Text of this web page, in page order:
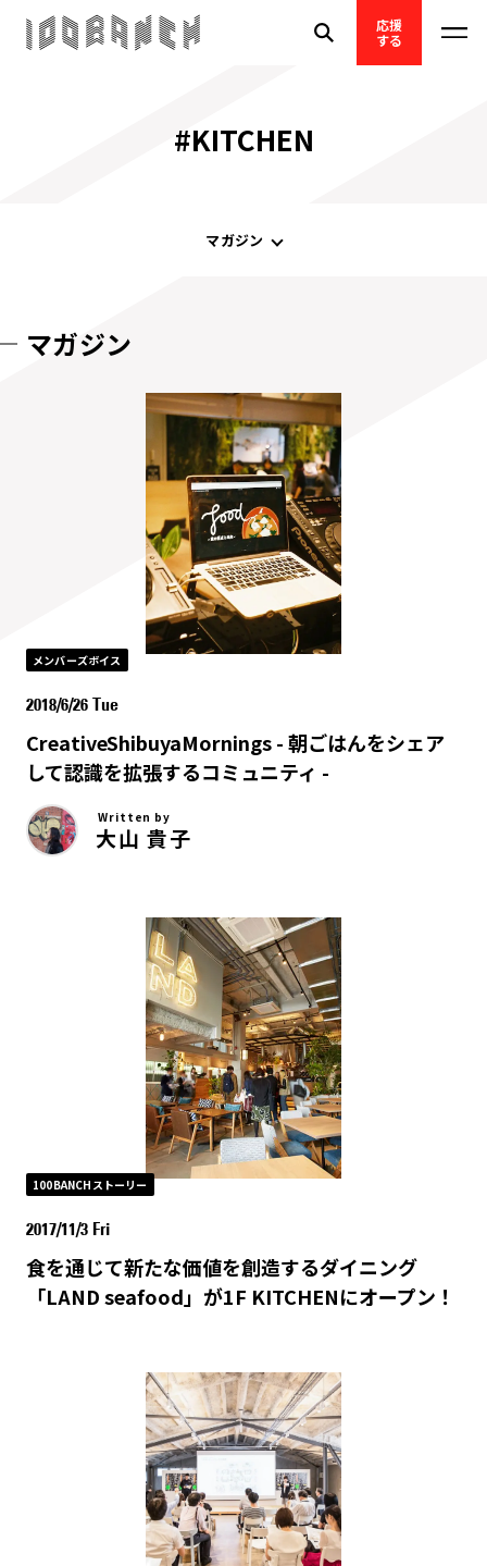
応援
する
#KITCHEN
マガジン
マガジン
メンバーズボイス
2018/6/26 Tue
CreativeShibuyaMornings - 朝ごはんをシェア
して認識を拡張するコミュニティ -
Written by
大山 貴子
100BANCHストーリー
2017/11/3 Fri
食を通じて新たな価値を創造するダイニング
「LAND seafood」が1F KITCHENにオープン！